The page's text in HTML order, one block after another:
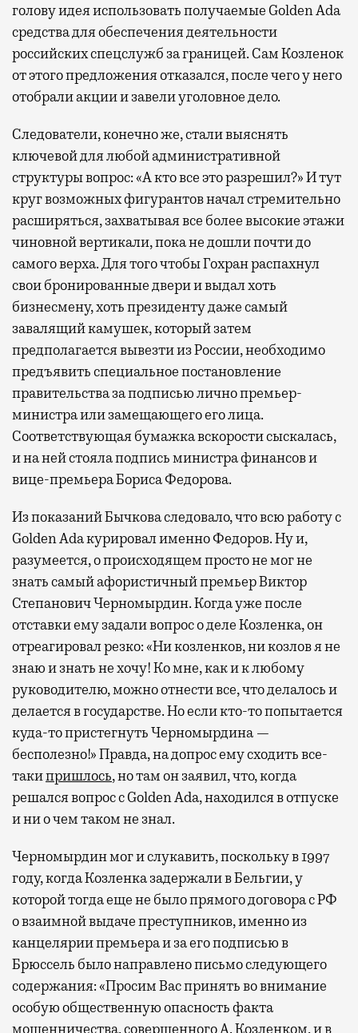
голову идея использовать получаемые Golden Ada
средства для обеспечения деятельности
российских спецслужб за границей. Сам Козленок
от этого предложения отказался, после чего у него
отобрали акции и завели уголовное дело.
Следователи, конечно же, стали выяснять
ключевой для любой административной
структуры вопрос: «А кто все это разрешил?» И тут
круг возможных фигурантов начал стремительно
расширяться, захватывая все более высокие этажи
чиновной вертикали, пока не дошли почти до
самого верха. Для того чтобы Гохран распахнул
свои бронированные двери и выдал хоть
бизнесмену, хоть президенту даже самый
завалящий камушек, который затем
предполагается вывезти из России, необходимо
предъявить специальное постановление
правительства за подписью лично премьер-
министра или замещающего его лица.
Соответствующая бумажка вскорости сыскалась,
и на ней стояла подпись министра финансов и
вице-премьера Бориса Федорова.
Из показаний Бычкова следовало, что всю работу с
Golden Ada курировал именно Федоров. Ну и,
разумеется, о происходящем просто не мог не
знать самый афористичный премьер Виктор
Степанович Черномырдин. Когда уже после
отставки ему задали вопрос о деле Козленка, он
отреагировал резко: «Ни козленков, ни козлов я не
знаю и знать не хочу! Ко мне, как и к любому
руководителю, можно отнести все, что делалось и
делается в государстве. Но если кто-то попытается
куда-то пристегнуть Черномырдина —
бесполезно!» Правда, на допрос ему сходить все-
такипришлось, но там он заявил, что, когда
решался вопрос с Golden Ada, находился в отпуске
и ни о чем таком не знал.
Черномырдин мог и слукавить, поскольку в 1997
году, когда Козленка задержали в Бельгии, у
которой тогда еще не было прямого договора с РФ
о взаимной выдаче преступников, именно из
канцелярии премьера и за его подписью в
Брюссель было направлено письмо следующего
содержания: «Просим Вас принять во внимание
особую общественную опасность факта
мошенничества, совершенного А. Козленком, и в